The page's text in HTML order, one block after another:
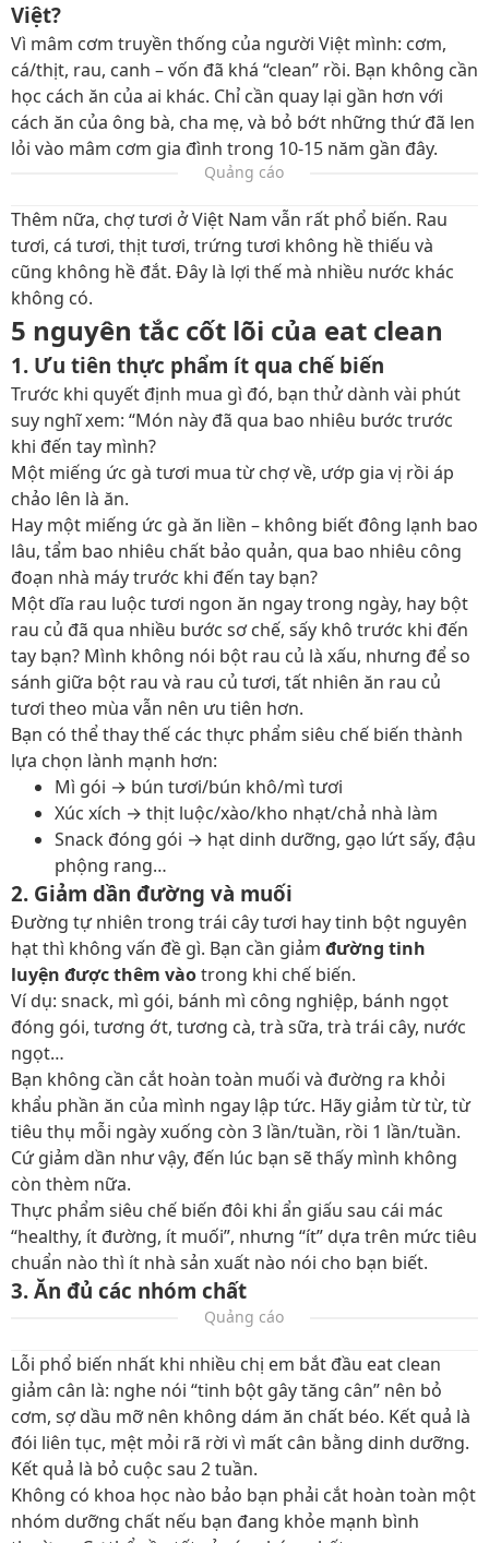
Việt?
Vì mâm cơm truyền thống của người Việt mình: cơm,
cá/thịt, rau, canh – vốn đã khá “clean” rồi. Bạn không cần
học cách ăn của ai khác. Chỉ cần quay lại gần hơn với
cách ăn của ông bà, cha mẹ, và bỏ bớt những thứ đã len
lỏi vào mâm cơm gia đình trong 10-15 năm gần đây.
Quảng cáo
Thêm nữa, chợ tươi ở Việt Nam vẫn rất phổ biến. Rau
tươi, cá tươi, thịt tươi, trứng tươi không hề thiếu và
cũng không hề đắt. Đây là lợi thế mà nhiều nước khác
không có.
5 nguyên tắc cốt lõi của eat clean
1. Ưu tiên thực phẩm ít qua chế biến
Trước khi quyết định mua gì đó, bạn thử dành vài phút
suy nghĩ xem: “Món này đã qua bao nhiêu bước trước
khi đến tay mình?
Một miếng ức gà tươi mua từ chợ về, ướp gia vị rồi áp
chảo lên là ăn.
Hay một miếng ức gà ăn liền – không biết đông lạnh bao
lâu, tẩm bao nhiêu chất bảo quản, qua bao nhiêu công
đoạn nhà máy trước khi đến tay bạn?
Một dĩa rau luộc tươi ngon ăn ngay trong ngày, hay bột
rau củ đã qua nhiều bước sơ chế, sấy khô trước khi đến
tay bạn? Mình không nói bột rau củ là xấu, nhưng để so
sánh giữa bột rau và rau củ tươi, tất nhiên ăn rau củ
tươi theo mùa vẫn nên ưu tiên hơn.
Bạn có thể thay thế các thực phẩm siêu chế biến thành
lựa chọn lành mạnh hơn:
Mì gói → bún tươi/bún khô/mì tươi
Xúc xích → thịt luộc/xào/kho nhạt/chả nhà làm
Snack đóng gói → hạt dinh dưỡng, gạo lứt sấy, đậu
phộng rang…
2. Giảm dần đường và muối
Đường tự nhiên trong trái cây tươi hay tinh bột nguyên
hạt thì không vấn đề gì. Bạn cần giảm đường tinh
luyện được thêm vàotrong khi chế biến.
Ví dụ: snack, mì gói, bánh mì công nghiệp, bánh ngọt
đóng gói, tương ớt, tương cà, trà sữa, trà trái cây, nước
ngọt…
Bạn không cần cắt hoàn toàn muối và đường ra khỏi
khẩu phần ăn của mình ngay lập tức. Hãy giảm từ từ, từ
tiêu thụ mỗi ngày xuống còn 3 lần/tuần, rồi 1 lần/tuần.
Cứ giảm dần như vậy, đến lúc bạn sẽ thấy mình không
còn thèm nữa.
Thực phẩm siêu chế biến đôi khi ẩn giấu sau cái mác
“healthy, ít đường, ít muối”, nhưng “ít” dựa trên mức tiêu
chuẩn nào thì ít nhà sản xuất nào nói cho bạn biết.
3. Ăn đủ các nhóm chất
Quảng cáo
Lỗi phổ biến nhất khi nhiều chị em bắt đầu eat clean
giảm cân là: nghe nói “tinh bột gây tăng cân” nên bỏ
cơm, sợ dầu mỡ nên không dám ăn chất béo. Kết quả là
đói liên tục, mệt mỏi rã rời vì mất cân bằng dinh dưỡng.
Kết quả là bỏ cuộc sau 2 tuần.
Không có khoa học nào bảo bạn phải cắt hoàn toàn một
nhóm dưỡng chất nếu bạn đang khỏe mạnh bình